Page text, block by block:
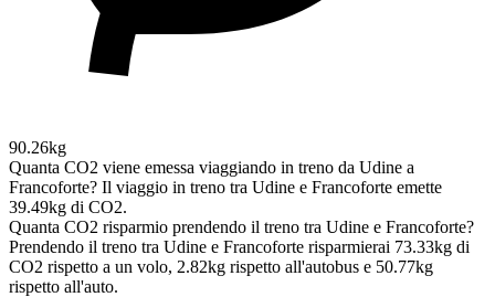
90.26kg
Quanta CO2 viene emessa viaggiando in treno da Udine a
Francoforte? Il viaggio in treno tra Udine e Francoforte emette
39.49kg di CO2.
Quanta CO2 risparmio prendendo il treno tra Udine e Francoforte?
Prendendo il treno tra Udine e Francoforte risparmierai 73.33kg di
CO2 rispetto a un volo, 2.82kg rispetto all'autobus e 50.77kg
rispetto all'auto.